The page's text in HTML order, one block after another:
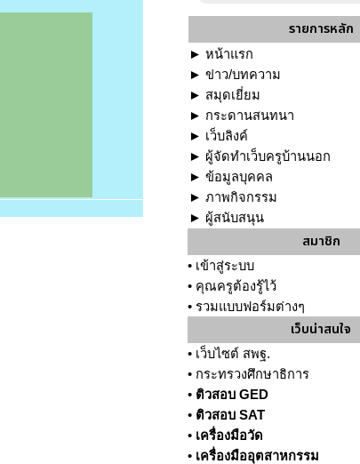
รายการหลัก
► หน้าแรก
► ข่าว/บทความ
► สมุดเยี่ยม
► กระดานสนทนา
► เว็บลิงค์
► ผู้จัดทำเว็บครูบ้านนอก
► ข้อมูลบุคคล
► ภาพกิจกรรม
► ผู้สนับสนุน
สมาชิก
• เข้าสู่ระบบ
• คุณครูต้องรู้ไว้
• รวมแบบฟอร์มต่างๆ
เว็บน่าสนใจ
• เว็บไซต์ สพฐ.
• กระทรวงศึกษาธิการ
• ติวสอบ GED
• ติวสอบ SAT
• เครื่องมือวัด
• เครื่องมืออุตสาหกรรม